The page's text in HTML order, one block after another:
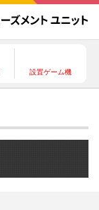
設置ゲーム機